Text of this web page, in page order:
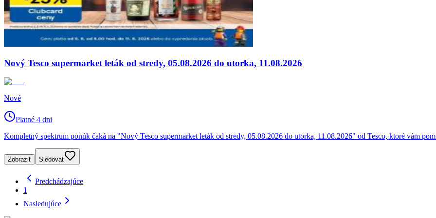
Nový Tesco supermarket leták od stredy, 05.08.2026 do utorka, 11.08.2026
Nové
Platné 4 dni
Kompletný spektrum ponúk čaká na "Nový Tesco supermarket leták od stredy, 05.08.2026 do utorka, 11.08.2026" od Tesco, ktoré vám
Zobraziť Sledovať
Predchádzajúce
1
Nasledujúce